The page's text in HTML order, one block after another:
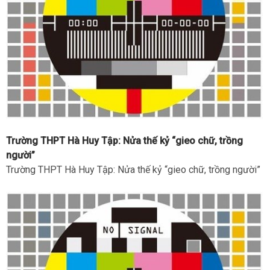
Trường THPT Hà Huy Tập: Nửa thế kỷ “gieo chữ, trồng
người”
Trường THPT Hà Huy Tập: Nửa thế kỷ “gieo chữ, trồng người”